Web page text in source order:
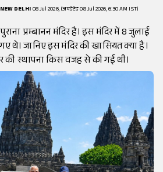
NEW DELHI08 Jul 2026, (अपडेटेड 08 Jul 2026, 6:30 AM IST)
प्रम्बानन मंदिर है। इस मंदिर में 8 जुलाई
गए थे। जानिए इस मंदिर की खासियत क्या है।
की स्थापना किस वजह से की गई थी।